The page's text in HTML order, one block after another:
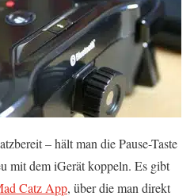
– hält man die Pause-Taste
mit dem iGerät koppeln. Es gibt
Catz App, über die man direkt